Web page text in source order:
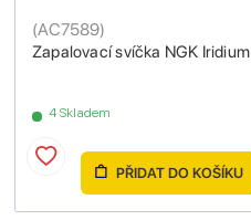
Zapalovací svíčka NGK Iridium
(AC7589)
4 Skladem
PŘIDAT DO KOŠÍKU